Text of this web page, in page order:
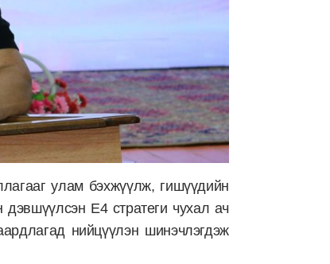
улам бэхжүүлж, гишүүдийн
E4 стратеги чухал ач
нийцүүлэн шинэчлэгдэж